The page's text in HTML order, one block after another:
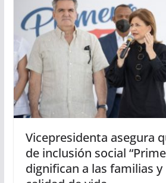
Vicepresidenta asegura
de inclusión social
dignifican a las familias